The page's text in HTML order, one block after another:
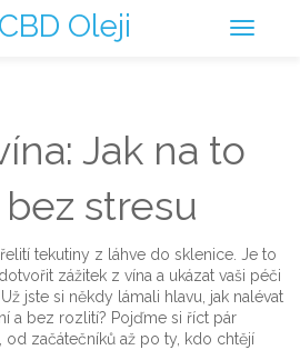
Oleji
Jak na to
stresu
tekutiny z láhve do sklenice. Je to
zážitek z vína a ukázat vaši péči
jste si někdy lámali hlavu, jak nalévat
a bez rozlití? Pojďme si říct pár
od začátečníků až po ty, kdo chtějí